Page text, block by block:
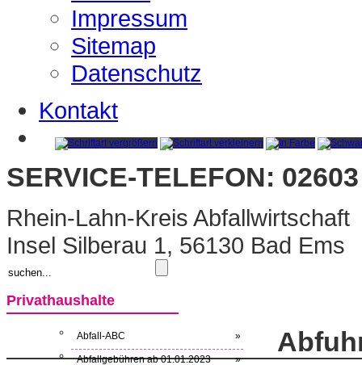
Impressum
Sitemap
Datenschutz
Kontakt
SERVICE-TELEFON:
Rhein-Lahn-Kreis Abfallwirtschaft
Insel Silberau 1, 56130 Bad Ems
Privathaushalte
Abfall-ABC »
Abfallgebühren ab 01.01.2023 »